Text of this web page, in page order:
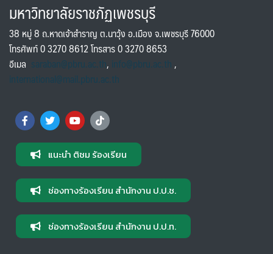
มหาวิทยาลัยราชภัฏเพชรบุรี
38 หมู่ 8 ถ.หาดเจ้าสำราญ ต.นาวุ้ง อ.เมือง จ.เพชรบุรี 76000
โทรศัพท์ 0 3270 8612 โทรสาร 0 3270 8653
อีเมล saraban@pbru.ac.th, info@pbru.ac.th,
international@mail.pbru.ac.th
แนะนำ ติชม ร้องเรียน
ช่องทางร้องเรียน สำนักงาน ป.ป.ช.
ช่องทางร้องเรียน สำนักงาน ป.ป.ท.